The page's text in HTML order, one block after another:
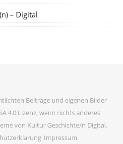
– Digital
Beiträge und eigenen Bilder
4.0 Lizenz, wenn nichts anderes
von Kultur Geschichte/n Digital.
Impressum